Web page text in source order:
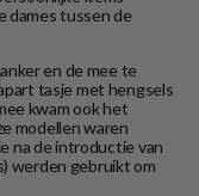
dames tussen de
en de mee te
tasje met hengsels
kwam ook het
modellen waren
na de introductie van
werden gebruikt om